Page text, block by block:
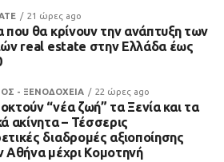
21 ώρες ago
που θα κρίνουν την ανάπτυξη των
real estate στην Ελλάδα έως
- ΞΕΝΟΔΟΧΕΙΑ 22 ώρες ago
“νέα ζωή” τα Ξενία και τα
ακίνητα – Τέσσερις
διαδρομές αξιοποίησης
Αθήνα μέχρι Κομοτηνή